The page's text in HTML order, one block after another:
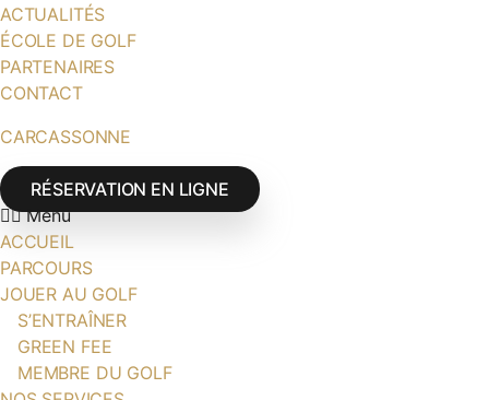
ACTUALITÉS
ÉCOLE DE GOLF
PARTENAIRES
CONTACT
CARCASSONNE
RÉSERVATION EN LIGNE
Menu
ACCUEIL
PARCOURS
JOUER AU GOLF
S’ENTRAÎNER
GREEN FEE
MEMBRE DU GOLF